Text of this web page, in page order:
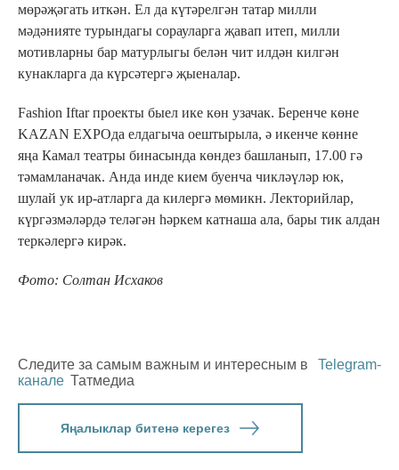
мөрәҗәгать иткән. Ел да күтәрелгән татар милли
мәдәнияте турындагы сорауларга җавап итеп, милли
мотивларны бар матурлыгы белән чит илдән килгән
кунакларга да күрсәтергә җыеналар.
Fashion Iftar проекты быел ике көн узачак. Беренче көне
KAZAN EXPOда елдагыча оештырыла, ә икенче көнне
яңа Камал театры бинасында көндез башланып, 17.00 гә
тәмамланачак. Анда инде кием буенча чикләүләр юк,
шулай ук ир-атларга да килергә мөмикн. Лекторийлар,
күргәзмәләрдә теләгән һәркем катнаша ала, бары тик алдан
теркәлергә кирәк.
Фото: Солтан Исхаков
Следите за самым важным и интересным в
Telegram-
канале Татмедиа
Яңалыклар битенә керегез